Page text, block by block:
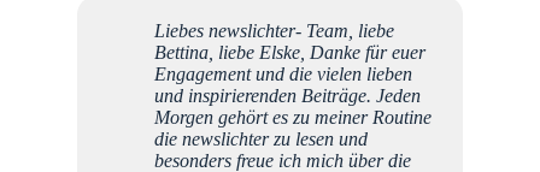
Liebes newslichter- Team, liebe
Bettina, liebe Elske, Danke für euer
Engagement und die vielen lieben
und inspirierenden Beiträge. Jeden
Morgen gehört es zu meiner Routine
die newslichter zu lesen und
besonders freue ich mich über die